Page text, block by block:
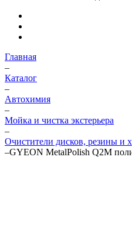
Главная
–
Каталог
–
Автохимия
–
Мойка и чистка экстерьера
–
Очистители дисков, резины и
–GYEON MetalPolish Q2M